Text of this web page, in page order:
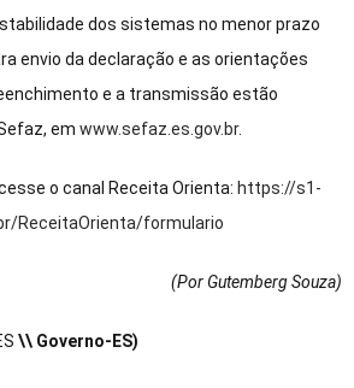
dos sistemas no menor prazo
envio da declaração e as orientações
e a transmissão estão
em www.sefaz.es.gov.br.
o canal Receita Orienta: https://s1-
ReceitaOrienta/formulario
(Por Gutemberg Souza)
\\ Governo-ES)